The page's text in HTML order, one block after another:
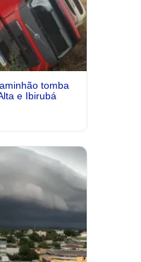
tomba
e Ibirubá